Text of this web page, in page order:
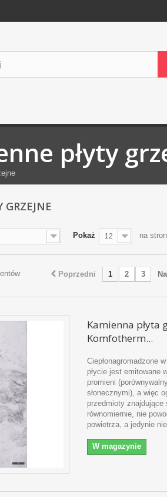
płyty
Pokaż 12 na
Poprzedni 1 2 3
Kamienna płyta
Komfotherm...
Ciepłonagromadzone
płycie jest emitowane
promieni
słonecznymi), a więc
przedmioty
równomiernie, nie
powietrza, a jedynie
W magazynie